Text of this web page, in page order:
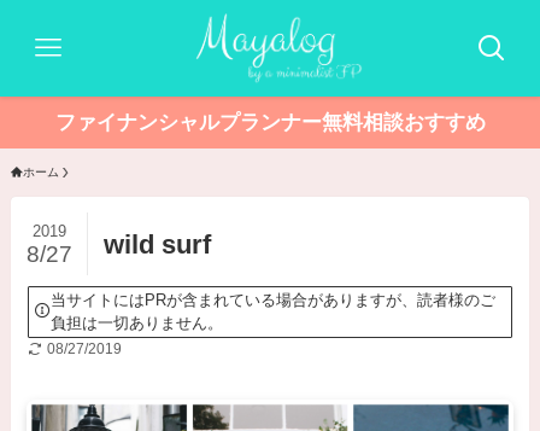
ファイナンシャルプランナー無料相談おすすめ
ホーム
wild surf
2019
8/27
当サイトにはPRが含まれている場合がありますが、読者様のご
負担は一切ありません。
08/27/2019